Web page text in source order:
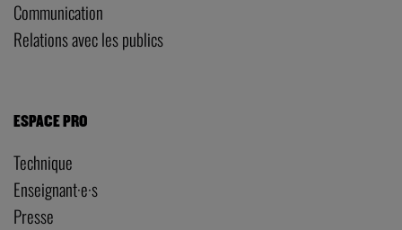
Communication
Relations avec les publics
ESPACE PRO
Technique
Enseignant·e·s
Presse